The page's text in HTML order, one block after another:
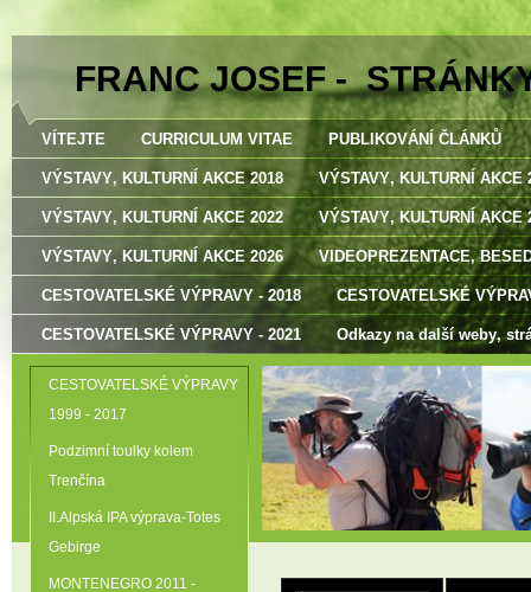
FRANC JOSEF -
VÍTEJTE CURRICULUM VITAE PUBLIKOVÁNÍ ČLÁNKŮ
VÝSTAVY‚ KULTURNÍ AKCE 2018 VÝSTAVY‚ KULTURNÍ AKCE
VÝSTAVY‚ KULTURNÍ AKCE 2022 VÝSTAVY‚ KULTURNÍ AKCE
VÝSTAVY‚ KULTURNÍ AKCE 2026 VIDEOPREZENTACE‚
CESTOVATELSKÉ VÝPRAVY - 2018 CESTOVATELSKÉ
CESTOVATELSKÉ VÝPRAVY - 2021 Odkazy na další weby‚
CESTOVATELSKÉ VÝPRAVY
1999 - 2017
Podzimní toulky kolem
Trenčína
II.Alpská IPA výprava-Totes
Gebirge
MONTENEGRO 2011 -